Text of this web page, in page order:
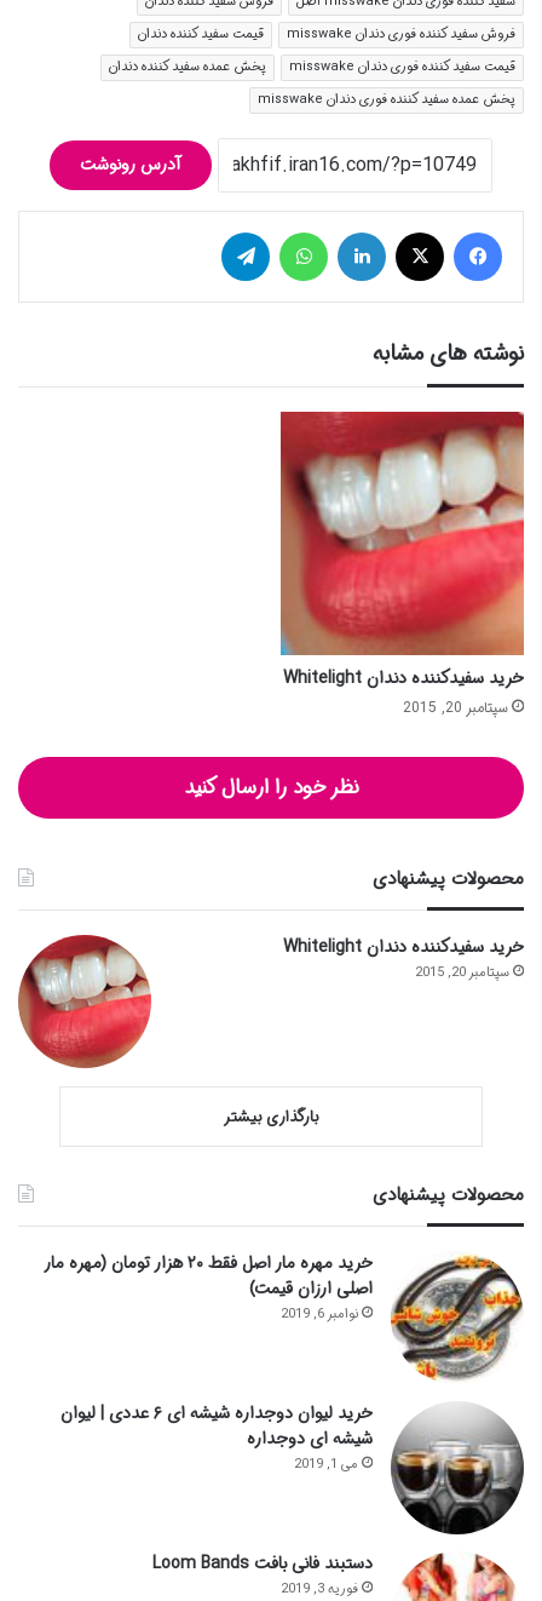
فروش سفید کننده فوری دندان misswake
قیمت سفید کننده دندان
قیمت سفید کننده فوری دندان misswake
پخش عمده سفید کننده دندان
پخش عمده سفید کننده فوری دندان misswake
آدرس رونوشت
فیس بوک لینکدین
نوشته های مشابه
خرید سفیدکننده دندان Whitelight
سپتامبر 20, 2015
نظر خود را ارسال کنید
محصولات پیشنهادی
خرید سفیدکننده دندان Whitelight
سپتامبر 20, 2015
بارگذاری بیشتر
محصولات پیشنهادی
خرید مهره مار اصل فقط ۲۰ هزار تومان (مهره مار
اصلی ارزان قیمت)
نوامبر 6, 2019
خرید لیوان دوجداره شیشه ای ۶ عددی | لیوان
شیشه ای دوجداره
می 1, 2019
دستبند فانی بافت Loom Bands
فوریه 3, 2019